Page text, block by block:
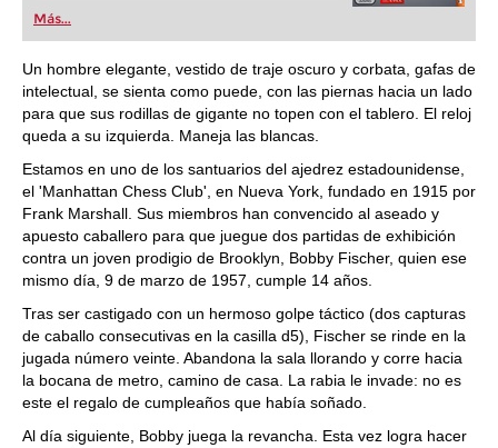
Más...
Un hombre elegante, vestido de traje oscuro y corbata, gafas de
intelectual, se sienta como puede, con las piernas hacia un lado
para que sus rodillas de gigante no topen con el tablero. El reloj
queda a su izquierda. Maneja las blancas.
Estamos en uno de los santuarios del ajedrez estadounidense,
el 'Manhattan Chess Club', en Nueva York, fundado en 1915 por
Frank Marshall. Sus miembros han convencido al aseado y
apuesto caballero para que juegue dos partidas de exhibición
contra un joven prodigio de Brooklyn, Bobby Fischer, quien ese
mismo día, 9 de marzo de 1957, cumple 14 años.
Tras ser castigado con un hermoso golpe táctico (dos capturas
de caballo consecutivas en la casilla d5), Fischer se rinde en la
jugada número veinte. Abandona la sala llorando y corre hacia
la bocana de metro, camino de casa. La rabia le invade: no es
este el regalo de cumpleaños que había soñado.
Al día siguiente, Bobby juega la revancha. Esta vez logra hacer